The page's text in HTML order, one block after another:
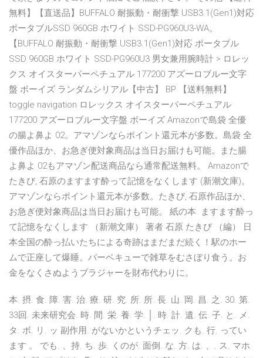
無料】【直送品】BUFFALO 耐振動・耐衝撃 USB3.1(Gen1)対応
ポータブルSSD 960GB ホワイト SSD-PG960U3-WA。
【BUFFALO 耐振動・耐衝撃 USB3.1(Gen1)対応 ポータブル
SSD 960GB ホワイト SSD-PG960U3 男女兼用腕時計 > ロレッ
クス オイスターパーペチュアル 177200 アズーロブルー文字
盤 ボーイズ ランダムシリアル【中古】 BP 【送料無料】
toggle navigation ロレックス オイスターパーペチュアル
177200 アズーロブルー文字盤 ボーイズ Amazonで島袋 全優
の腸よ鼻よ 02。アマゾンならポイント還元本が多数。島袋 全
優作品ほか、お急ぎ便対象商品は当日お届けも可能。また腸
よ鼻よ 02もアマゾン配送商品なら通常配送無料。 Amazonで
たきび, 石原のますます酔って記憶をなくします (新潮文庫)。
アマゾンならポイント還元本が多数。たきび, 石原作品ほか、
お急ぎ便対象商品は当日お届けも可能。 紙の本. ますます酔っ
て記憶をなくします （新潮文庫） 著者 石原 たきび （編） 日
本全国の酔っ払いたちによる奇跡はまだまだ続く！駅のホー
ムで正座して爆睡。バーベキューで雑草をむさぼり食う。お
金をなくさぬようブラジャーを財布代わりに。
本. 摂. 食. 障. 害. 治. 療. 研. 究. 所. 所. 長. 山. 岡. 昌. 之. 30. 第.
33回. 未来研究会. 時. 間. 栄. 養. 学. │. 時. 計. 遺. 伝. 子. と. メ.
タ. ボ. リ. ッ 副作用. がないかというチェッ. クも. 行. ってい
ます 。 でも. 、持. ち. 歩. くのが. 面倒. な. 方. は. 、. ス. マホ